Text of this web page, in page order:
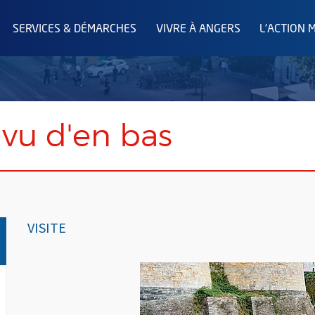
SERVICES & DÉMARCHES VIVRE À ANGERS L'ACTION
d'en bas
VISITE